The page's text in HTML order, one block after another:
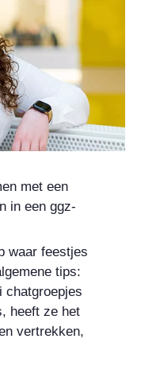
met een
in een ggz-
waar feestjes
tips:
chatgroepjes
heeft ze het
vertrekken,